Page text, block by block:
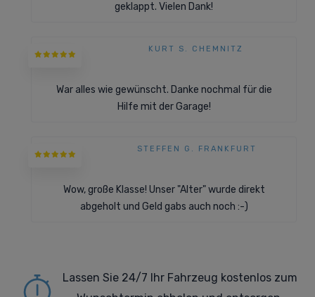
geklappt. Vielen Dank!
KURT S. CHEMNITZ
War alles wie gewünscht. Danke nochmal für die
Hilfe mit der Garage!
STEFFEN G. FRANKFURT
Wow, große Klasse! Unser "Alter" wurde direkt
abgeholt und Geld gabs auch noch :-)
Lassen Sie 24/7 Ihr Fahrzeug kostenlos zum